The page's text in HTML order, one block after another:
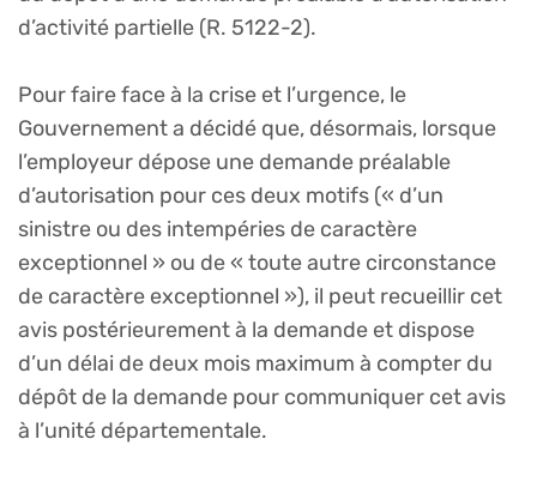
d’activité partielle (R. 5122-2).
Pour faire face à la crise et l’urgence, le
Gouvernement a décidé que, désormais, lorsque
l’employeur dépose une demande préalable
d’autorisation pour ces deux motifs (« d’un
sinistre ou des intempéries de caractère
exceptionnel » ou de « toute autre circonstance
de caractère exceptionnel »), il peut recueillir cet
avis postérieurement à la demande et dispose
d’un délai de deux mois maximum à compter du
dépôt de la demande pour communiquer cet avis
à l’unité départementale.